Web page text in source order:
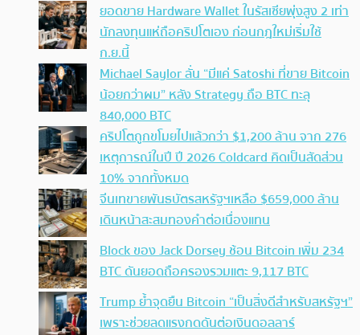
ยอดขาย Hardware Wallet ในรัสเซียพุ่งสูง 2 เท่า
นักลงทุนแห่ถือคริปโตเอง ก่อนกฎใหม่เริ่มใช้
ก.ย.นี้
Michael Saylor ลั่น “มีแค่ Satoshi ที่ขาย Bitcoin
น้อยกว่าผม” หลัง Strategy ถือ BTC ทะลุ
840,000 BTC
คริปโตถูกขโมยไปแล้วกว่า $1,200 ล้าน จาก 276
เหตุการณ์ในปี ปี 2026 Coldcard คิดเป็นสัดส่วน
10% จากทั้งหมด
จีนเทขายพันธบัตรสหรัฐฯเหลือ $659,000 ล้าน
เดินหน้าสะสมทองคำต่อเนื่องแทน
Block ของ Jack Dorsey ช้อน Bitcoin เพิ่ม 234
BTC ดันยอดถือครองรวมแตะ 9,117 BTC
Trump ย้ำจุดยืน Bitcoin “เป็นสิ่งดีสำหรับสหรัฐฯ”
เพราะช่วยลดแรงกดดันต่อเงินดอลลาร์